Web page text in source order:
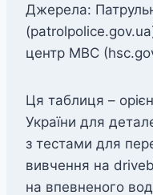
Джерела:
центр МВС
Ця таблиця –
України для
з тестами для
вивчення на
на впевненого